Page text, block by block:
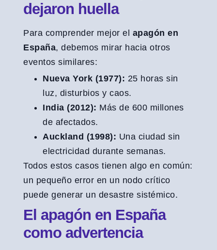
dejaron huella
Para comprender mejor el apagón en
España, debemos mirar hacia otros
eventos similares:
Nueva York (1977): 25 horas sin
luz, disturbios y caos.
India (2012): Más de 600 millones
de afectados.
Auckland (1998): Una ciudad sin
electricidad durante semanas.
Todos estos casos tienen algo en común:
un pequeño error en un nodo crítico
puede generar un desastre sistémico.
El apagón en España
como advertencia